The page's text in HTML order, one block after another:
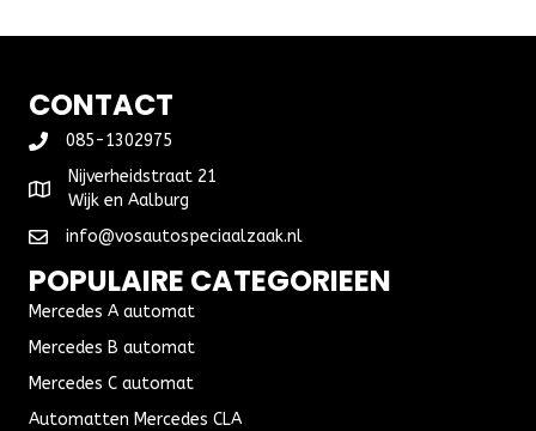
CONTACT
085-1302975
Nijverheidstraat 21
Wijk en Aalburg
info@vosautospeciaalzaak.nl
POPULAIRE CATEGORIEEN
Mercedes A automat
Mercedes B automat
Mercedes C automat
Automatten Mercedes CLA